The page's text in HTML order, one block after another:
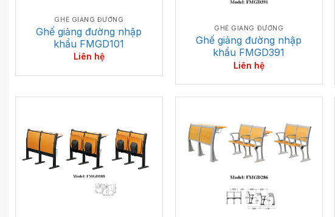
GHẾ GIẢNG ĐƯỜNG
Ghế giảng đường nhập
khẩu FMGD101
Liên hệ
GHẾ GIẢNG ĐƯỜNG
Ghế giảng đường nhập
khẩu FMGD391
Liên hệ